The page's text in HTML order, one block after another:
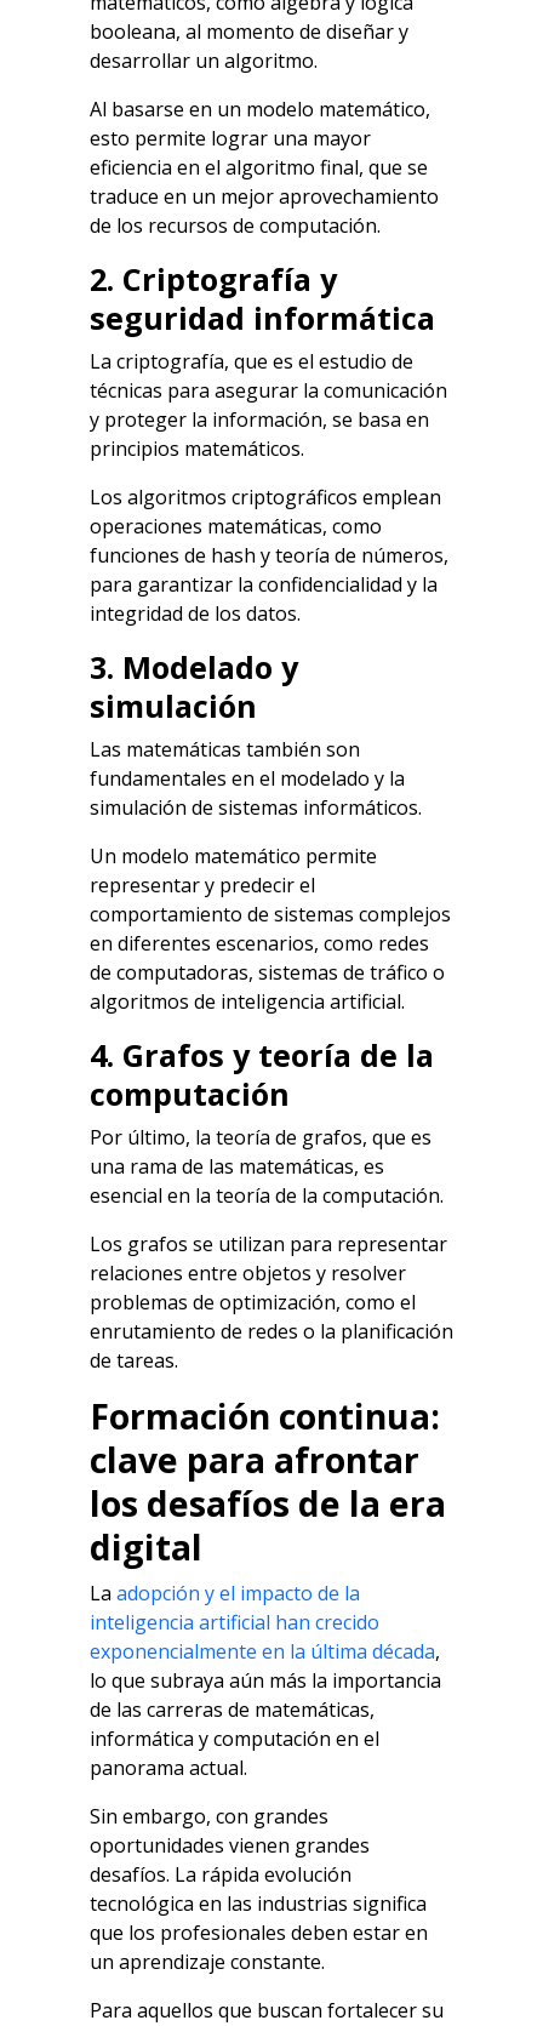
booleana, al momento de diseñar y
desarrollar un algoritmo.
Al basarse en un modelo matemático,
esto permite lograr una mayor
eficiencia en el algoritmo final, que se
traduce en un mejor aprovechamiento
de los recursos de computación.
2. Criptografía y
seguridad informática
La criptografía, que es el estudio de
técnicas para asegurar la comunicación
y proteger la información, se basa en
principios matemáticos.
Los algoritmos criptográficos emplean
operaciones matemáticas, como
funciones de hash y teoría de números,
para garantizar la confidencialidad y la
integridad de los datos.
3. Modelado y
simulación
Las matemáticas también son
fundamentales en el modelado y la
simulación de sistemas informáticos.
Un modelo matemático permite
representar y predecir el
comportamiento de sistemas complejos
en diferentes escenarios, como redes
de computadoras, sistemas de tráfico o
algoritmos de inteligencia artificial.
4. Grafos y teoría de la
computación
Por último, la teoría de grafos, que es
una rama de las matemáticas, es
esencial en la teoría de la computación.
Los grafos se utilizan para representar
relaciones entre objetos y resolver
problemas de optimización, como el
enrutamiento de redes o la planificación
de tareas.
Formación continua:
clave para afrontar
los desafíos de la era
digital
La adopción y el impacto de la
inteligencia artificial han crecido
exponencialmente en la última década,
lo que subraya aún más la importancia
de las carreras de matemáticas,
informática y computación en el
panorama actual.
Sin embargo, con grandes
oportunidades vienen grandes
desafíos. La rápida evolución
tecnológica en las industrias significa
que los profesionales deben estar en
un aprendizaje constante.
Para aquellos que buscan fortalecer su